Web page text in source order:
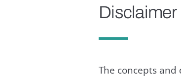
Disclaimer
The concepts